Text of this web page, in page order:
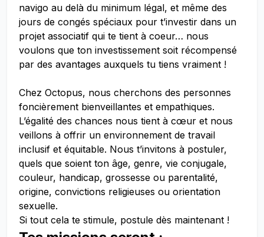
navigo au delà du minimum légal, et même des
jours de congés spéciaux pour t’investir dans un
projet associatif qui te tient à coeur… nous
voulons que ton investissement soit récompensé
par des avantages auxquels tu tiens vraiment !
Chez Octopus, nous cherchons des personnes
foncièrement bienveillantes et empathiques.
L’égalité des chances nous tient à cœur et nous
veillons à offrir un environnement de travail
inclusif et équitable. Nous t’invitons à postuler,
quels que soient ton âge, genre, vie conjugale,
couleur, handicap, grossesse ou parentalité,
origine, convictions religieuses ou orientation
sexuelle.
Si tout cela te stimule, postule dès maintenant !